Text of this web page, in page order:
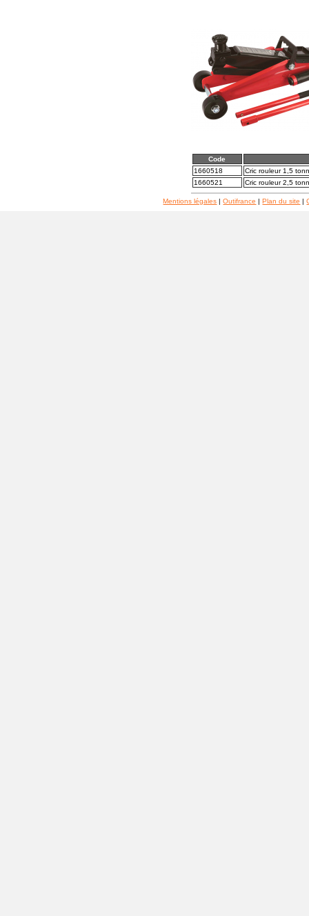
Code
1660518
Cric rouleur 1,5
1660521
Cric rouleur 2,5
Mentions légales |Outifrance |Plan du site |